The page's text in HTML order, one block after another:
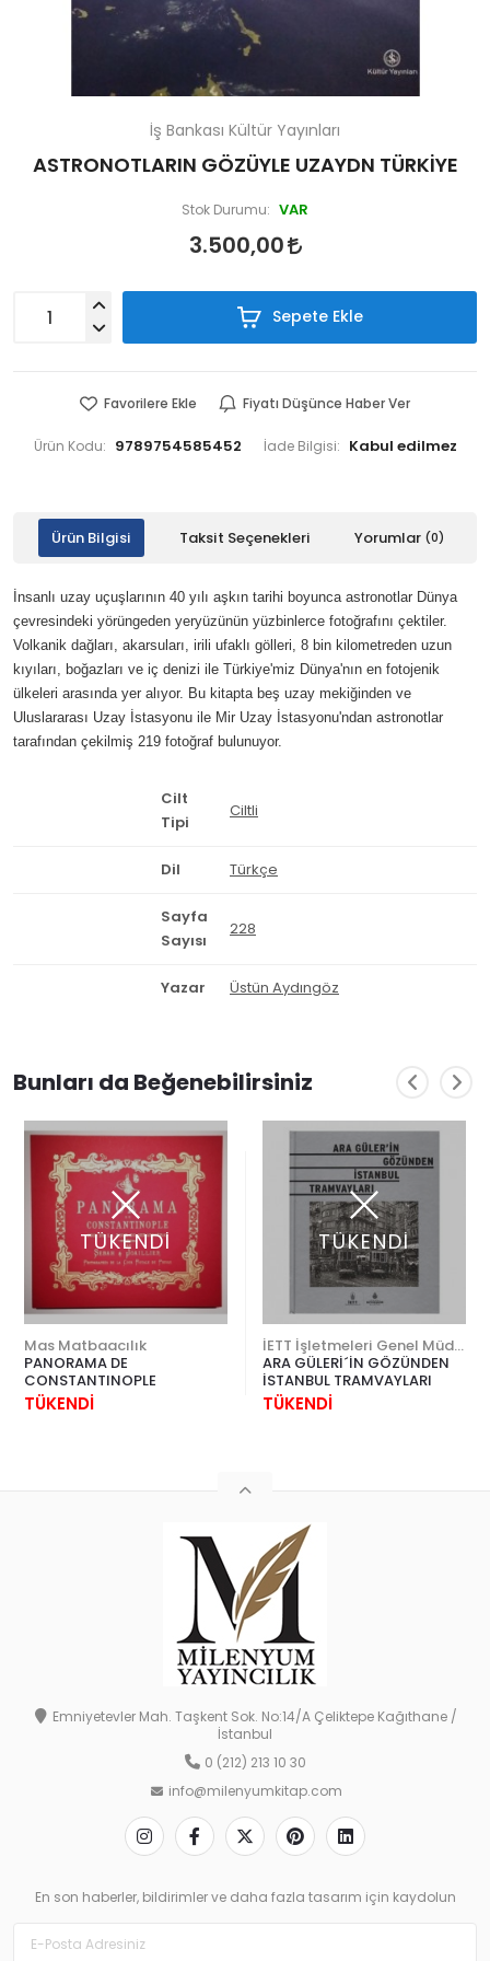
İş Bankası Kültür Yayınları
ASTRONOTLARIN GÖZÜYLE UZAYDN TÜRKİYE
Stok Durumu: VAR
3.500,00
Sepete Ekle
Favorilere Ekle Fiyatı Düşünce Haber Ver
Ürün Kodu: 9789754585452 İade Bilgisi:
Ürün Bilgisi Taksit Seçenekleri Yorumlar (0)
İnsanlı uzay uçuşlarının 40 yılı aşkın tarihi boyunca astronotlar Dünya
çevresindeki yörüngeden yeryüzünün yüzbinlerce fotoğrafını çektiler.
Volkanik dağları, akarsuları, irili ufaklı gölleri, 8 bin kilometreden uzun
kıyıları, boğazları ve iç denizi ile Türkiye'miz Dünya'nın en fotojenik
ülkeleri arasında yer alıyor. Bu kitapta beş uzay mekiğinden ve
Uluslararası Uzay İstasyonu ile Mir Uzay İstasyonu'ndan astronotlar
tarafından çekilmiş 219 fotoğraf bulunuyor.
Cilt
Tipi
Ciltli
Dil Türkçe
Sayfa
Sayısı
228
Yazar Üstün Aydıngöz
Bunları da Beğenebilirsiniz
TÜKENDİ
Mas Matbaacılık
PANORAMA DE
CONSTANTINOPLE
TÜKENDİ
TÜKENDİ
ARA GÜLERİ´İN GÖZÜNDEN
İSTANBUL TRAMVAYLARI
TÜKENDİ
Emniyetevler Mah. Taşkent Sok. No:14/A Çeliktepe Kağıthane /
İstanbul
0 (212) 213 10 30
info@milenyumkitap.com
En son haberler, bildirimler ve daha fazla tasarım için kaydolun